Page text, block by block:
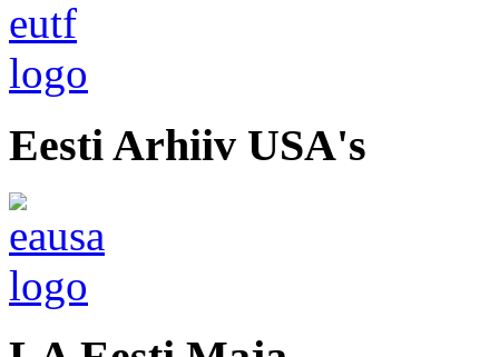
Eesti Arhiiv USA's